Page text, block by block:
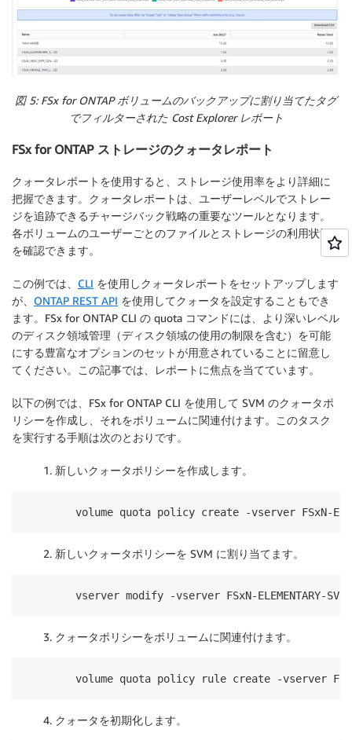
図 5: FSx for ONTAP ボリュームのバックアップに割り当てたタグ
でフィルターされた Cost Explorer レポート
FSx for ONTAP ストレージのクォータレポート
クォータレポートを使用すると、ストレージ使用率をより詳細に
把握できます。クォータレポートは、ユーザーレベルでストレー
ジを追跡できるチャージバック戦略の重要なツールとなります。
各ボリュームのユーザーごとのファイルとストレージの利用状況
を確認できます。
この例では、 CLI を使用しクォータレポートをセットアップします
が、 ONTAP REST API を使用してクォータを設定することもでき
ます。FSx for ONTAP CLI の quota コマンドには、より深いレベル
のディスク領域管理（ディスク領域の使用の制限を含む）を可能
にする豊富なオプションのセットが用意されていることに留意し
てください。この記事では、レポートに焦点を当てています。
以下の例では、FSx for ONTAP CLI を使用して SVM のクォータポ
リシーを作成し、それをボリュームに関連付けます。このタスク
を実行する手順は次のとおりです。
1. 新しいクォータポリシーを作成します。
volume quota policy create -vserver FSxN-
2. 新しいクォータポリシーを SVM に割り当てます。
vserver modify -vserver FSxN-ELEMENTARY-SVM-
3. クォータポリシーをボリュームに関連付けます。
volume quota policy rule create -vserver FSxN-
4. クォータを初期化します。